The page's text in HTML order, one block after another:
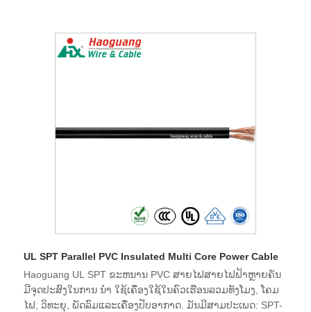
UL SPT Parallel PVC Insulated Multi Core Power Cable
Haoguang UL SPT ຂະຫນານ PVC ສາຍໄຟສາຍໄຟຟ້າຫຼາຍຄັນ
ມີຈຸດປະສົງໃນການ ນຳ ໃຊ້ເຄື່ອງໃຊ້ໃນຄົວເຮືອນລວມທັງໂມງ, ໂຄມ
ໄຟ, ວິທະຍຸ, ພັດລົມແລະເຄື່ອງປັບອາກາດ. ມັນມີສາມປະເພດ: SPT-